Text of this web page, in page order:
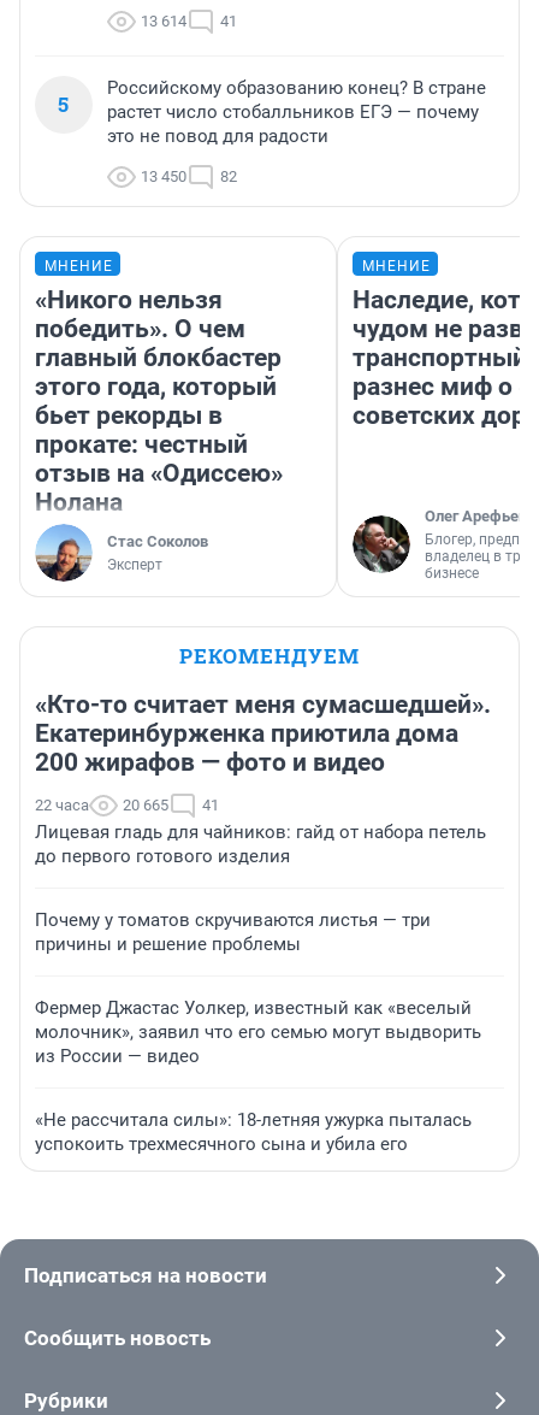
13 614 41
5
Российскому образованию конец? В стране
растет число стобалльников ЕГЭ — почему
это не повод для радости
13 450 82
МНЕНИЕ
«Никого нельзя
победить». О чем
главный блокбастер
этого года, который
бьет рекорды в
прокате: честный
отзыв на «Одиссею»
Нолана
Стас Соколов
Эксперт
МНЕНИЕ
Наследие,
чудом не
транспортный
разнес миф о
советских
Олег Арефьев
Блогер,
владелец в
бизнесе
РЕКОМЕНДУЕМ
«Кто-то считает меня сумасшедшей».
Екатеринбурженка приютила дома
200 жирафов — фото и видео
22 часа 20 665 41
Лицевая гладь для чайников: гайд от набора петель
до первого готового изделия
Почему у томатов скручиваются листья — три
причины и решение проблемы
Фермер Джастас Уолкер, известный как «веселый
молочник», заявил что его семью могут выдворить
из России — видео
«Не рассчитала силы»: 18-летняя ужурка пыталась
успокоить трехмесячного сына и убила его
Подписаться на новости
Сообщить новость
Рубрики